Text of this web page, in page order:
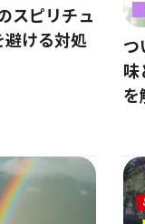
スピリチュ
避ける対処
つ
味
を